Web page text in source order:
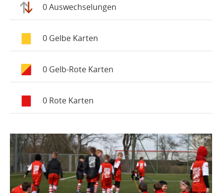
0 Auswechselungen
0 Gelbe Karten
0 Gelb-Rote Karten
0 Rote Karten